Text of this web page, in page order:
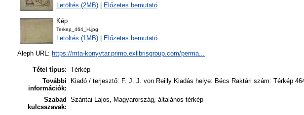
Letöltés (2MB) Előzetes bemutató
Kép
Terkep_464_H.jpg
Letöltés (1MB) Előzetes bemutató
Aleph URL: https://mta-konyvtar.primo.exlibrisgroup.com/perma...
Tétel típus: Térkép
További
információk:
Kiadó / terjesztő: F. J. J. von Reilly Kiadás helye: Bécs Raktári szám: Térkép
Szabad
kulcsszavak:
Szántai Lajos, Magyarország, általános térkép